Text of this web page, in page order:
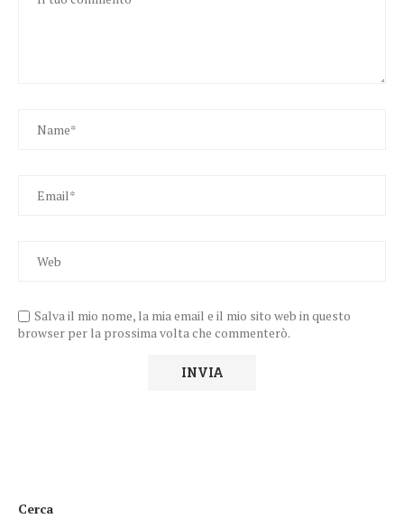
Salva il mio nome, la mia email e il mio sito web in questo
browser per la prossima volta che commenterò.
Cerca